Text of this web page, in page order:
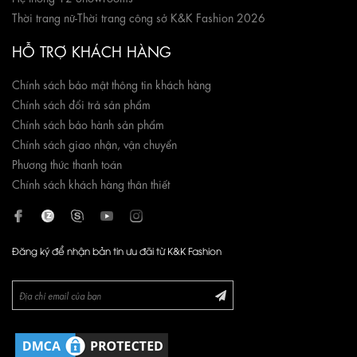
Những mẫu quần đến từ K&K Fashion luôn được chọn lọc kỹ càng sao
chắc chắn sẽ hài lòng cả về kiểu dáng lẫn sự trẻ trung và thoải mái khi
Thời trang nữ-Thời trang công sở K&K Fashion 2026
HỖ TRỢ KHÁCH HÀNG
Chính sách bảo mật thông tin khách hàng
Chính sách đổi trả sản phẩm
Chính sách bảo hành sản phẩm
Chính sách giao nhận, vận chuyển
Phương thức thanh toán
Chính sách khách hàng thân thiết
Đăng ký để nhận bản tin ưu đãi từ K&K Fashion